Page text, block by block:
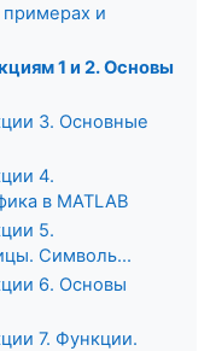
и
1 и 2. Основы
3. Основные
4.
в MATLAB
5.
Символь...
6. Основы
7. Функции.